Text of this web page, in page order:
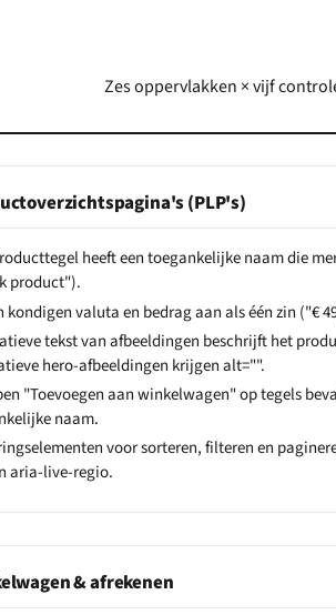
Zes oppervlakken × vijf
(PLP's)
heeft een toegankelijke naam die
product").
kondigen valuta en bedrag aan als één zin ("€
tekst van afbeeldingen beschrijft het
hero-afbeeldingen krijgen alt="".
"Toevoegen aan winkelwagen" op tegels
naam.
voor sorteren, filteren en
aria-live-regio.
& afrekenen